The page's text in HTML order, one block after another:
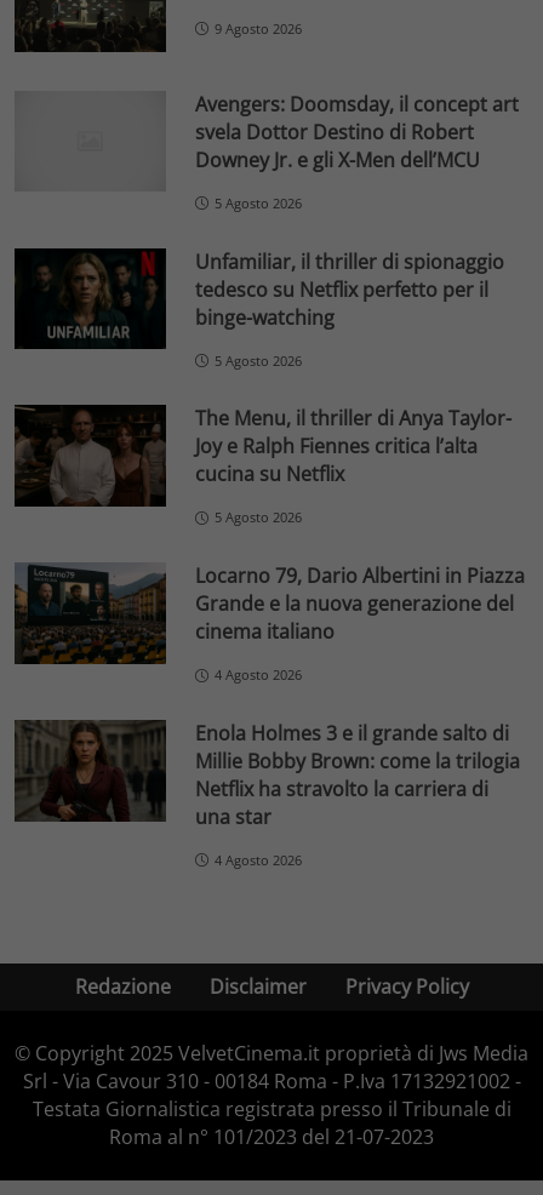
9 Agosto 2026
Avengers: Doomsday, il concept art
svela Dottor Destino di Robert
Downey Jr. e gli X-Men dell’MCU
5 Agosto 2026
Unfamiliar, il thriller di spionaggio
tedesco su Netflix perfetto per il
binge-watching
5 Agosto 2026
The Menu, il thriller di Anya Taylor-
Joy e Ralph Fiennes critica l’alta
cucina su Netflix
5 Agosto 2026
Locarno 79, Dario Albertini in Piazza
Grande e la nuova generazione del
cinema italiano
4 Agosto 2026
Enola Holmes 3 e il grande salto di
Millie Bobby Brown: come la trilogia
Netflix ha stravolto la carriera di
una star
4 Agosto 2026
Redazione Disclaimer Privacy Policy
© Copyright 2025 VelvetCinema.it proprietà di Jws Media
Srl - Via Cavour 310 - 00184 Roma - P.Iva 17132921002 -
Testata Giornalistica registrata presso il Tribunale di
Roma al n° 101/2023 del 21-07-2023